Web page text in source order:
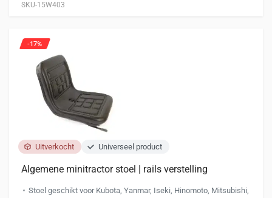
SKU-15W403
Uitverkocht Universeel product
-17%
Algemene minitractor stoel | rails verstelling
Stoel geschikt voor Kubota, Yanmar, Iseki, Hinomoto, Mitsubishi,